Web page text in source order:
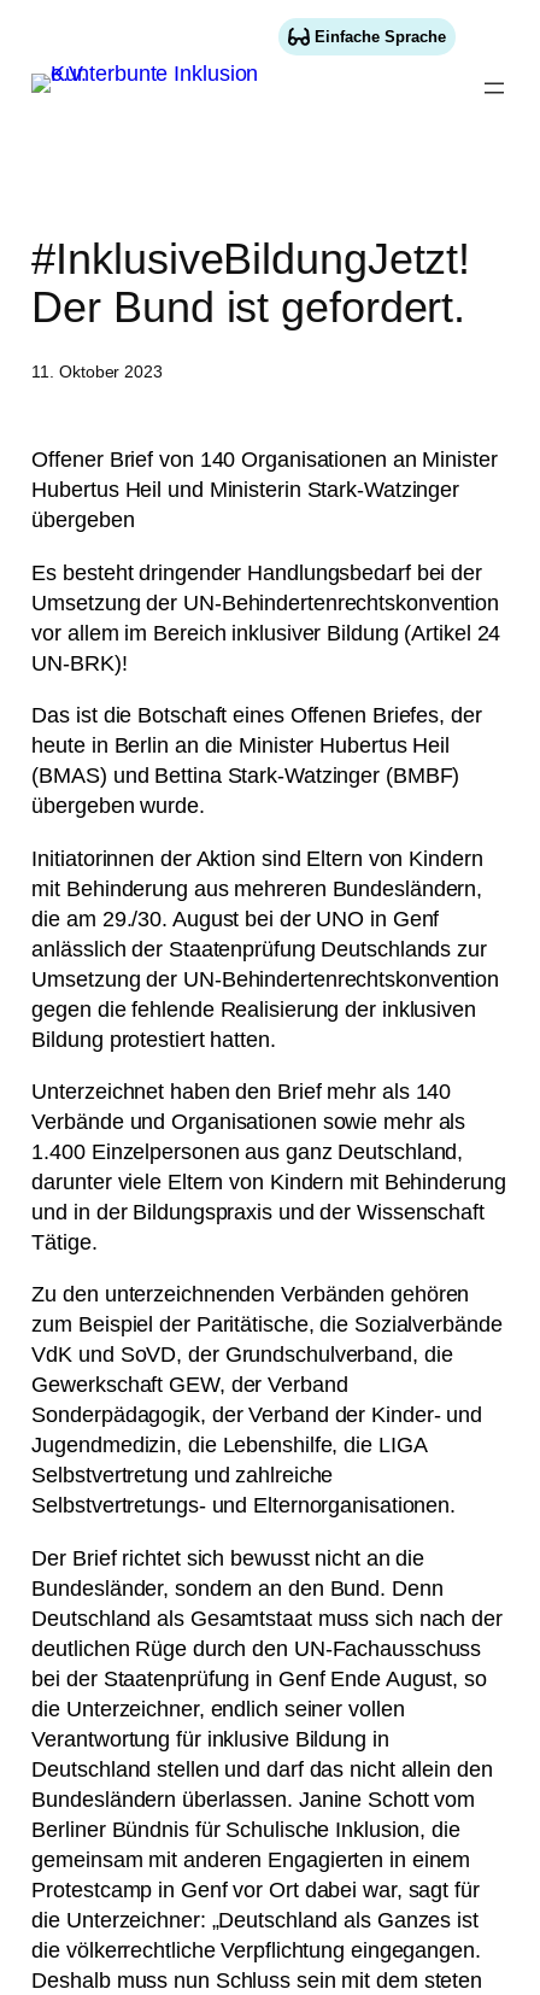
Einfache Sprache
#InklusiveBildungJetzt!
Der Bund ist gefordert.
11. Oktober 2023
Offener Brief von 140 Organisationen an Minister
Hubertus Heil und Ministerin Stark-Watzinger
übergeben
Es besteht dringender Handlungsbedarf bei der
Umsetzung der UN-Behindertenrechtskonvention
vor allem im Bereich inklusiver Bildung (Artikel 24
UN-BRK)!
Das ist die Botschaft eines Offenen Briefes, der
heute in Berlin an die Minister Hubertus Heil
(BMAS) und Bettina Stark-Watzinger (BMBF)
übergeben wurde.
Initiatorinnen der Aktion sind Eltern von Kindern
mit Behinderung aus mehreren Bundesländern,
die am 29./30. August bei der UNO in Genf
anlässlich der Staatenprüfung Deutschlands zur
Umsetzung der UN-Behindertenrechtskonvention
gegen die fehlende Realisierung der inklusiven
Bildung protestiert hatten.
Unterzeichnet haben den Brief mehr als 140
Verbände und Organisationen sowie mehr als
1.400 Einzelpersonen aus ganz Deutschland,
darunter viele Eltern von Kindern mit Behinderung
und in der Bildungspraxis und der Wissenschaft
Tätige.
Zu den unterzeichnenden Verbänden gehören
zum Beispiel der Paritätische, die Sozialverbände
VdK und SoVD, der Grundschulverband, die
Gewerkschaft GEW, der Verband
Sonderpädagogik, der Verband der Kinder- und
Jugendmedizin, die Lebenshilfe, die LIGA
Selbstvertretung und zahlreiche
Selbstvertretungs- und Elternorganisationen.
Der Brief richtet sich bewusst nicht an die
Bundesländer, sondern an den Bund. Denn
Deutschland als Gesamtstaat muss sich nach der
deutlichen Rüge durch den UN-Fachausschuss
bei der Staatenprüfung in Genf Ende August, so
die Unterzeichner, endlich seiner vollen
Verantwortung für inklusive Bildung in
Deutschland stellen und darf das nicht allein den
Bundesländern überlassen. Janine Schott vom
Berliner Bündnis für Schulische Inklusion, die
gemeinsam mit anderen Engagierten in einem
Protestcamp in Genf vor Ort dabei war, sagt für
die Unterzeichner: „Deutschland als Ganzes ist
die völkerrechtliche Verpflichtung eingegangen.
Deshalb muss nun Schluss sein mit dem steten